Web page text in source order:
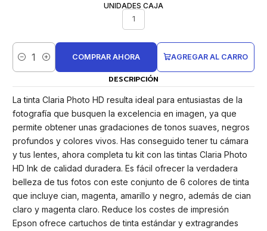
UNIDADES CAJA
1
Cantidad
AGREGAR AL CARRO
COMPRAR AHORA
DESCRIPCIÓN
La tinta Claria Photo HD resulta ideal para entusiastas de la
fotografía que busquen la excelencia en imagen, ya que
permite obtener unas gradaciones de tonos suaves, negros
profundos y colores vivos. Has conseguido tener tu cámara
y tus lentes, ahora completa tu kit con las tintas Claria Photo
HD Ink de calidad duradera. Es fácil ofrecer la verdadera
belleza de tus fotos con este conjunto de 6 colores de tinta
que incluye cian, magenta, amarillo y negro, además de cian
claro y magenta claro. Reduce los costes de impresión
Epson ofrece cartuchos de tinta estándar y extragrandes